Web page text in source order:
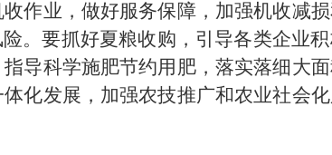
作业，做好服务保障，加强机收减
。要抓好夏粮收购，引导各类企业
导科学施肥节约用肥，落实落细大面
化发展，加强农技推广和农业社会